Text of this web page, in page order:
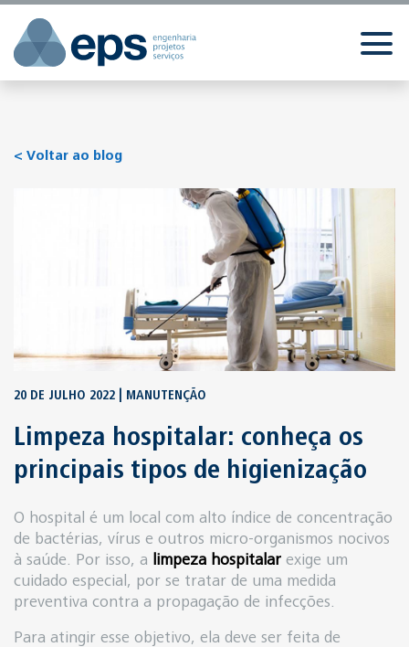
< Voltar ao blog
20 DE JULHO 2022 | MANUTENÇÃO
Limpeza hospitalar: conheça os
principais tipos de higienização
O hospital é um local com alto índice de concentração
de bactérias, vírus e outros micro-organismos nocivos
à saúde. Por isso, a
limpeza hospitalar exige um
cuidado especial, por se tratar de uma medida
preventiva contra a propagação de infecções.
Para atingir esse objetivo, ela deve ser feita de